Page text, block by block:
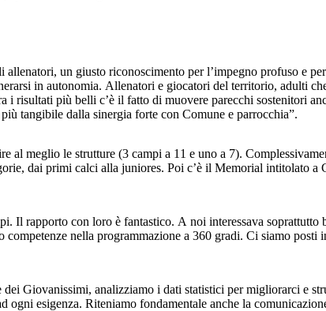
un giusto riconoscimento per l’impegno profuso e
in autonomia. Allenatori e giocatori del territorio, adulti
più belli c’è il fatto di muovere parecchi sostenitori
tangibile dalla sinergia forte con Comune e parrocchia”.
meglio le strutture (3 campi a 11 e uno a 7).
dai primi calci alla juniores. Poi c’è il Memorial intitolato
Il rapporto con loro è fantastico. A noi interessava
nella programmazione a 360 gradi. Ci siamo posti
Giovanissimi, analizziamo i dati statistici per migliorarci e
esigenza. Riteniamo fondamentale anche la